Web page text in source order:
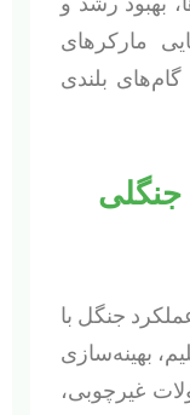
مارکرهای
بلندی
جنگل با
بهینه‌سازی
غیرچوبی،